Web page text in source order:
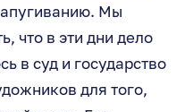
Мы
что в эти дни дело
в суд и государство
для того,